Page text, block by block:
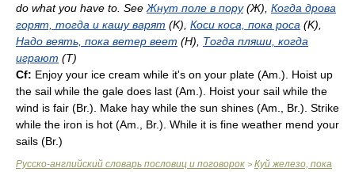
do what you have to. See Жнут поле в пору(Ж), Когда дрова
горят, тогда и кашу варят (K), Коси коса, пока роса (K),
Надо веять, пока ветер веет (H), Тогда пляши, когда
играют (T)
Cf: Enjoy your ice cream while it's on your plate (Am. ). Hoist up
the sail while the gale does last (Am. ). Hoist your sail while the
wind is fair (Br.). Make hay while the sun shines (Am. Br.). Strike
while the iron is hot (Am. Br.). While it is fine weather mend your
sails (Br.)
Русско-английский словарь пословиц и поговорок > Куй железо, пока